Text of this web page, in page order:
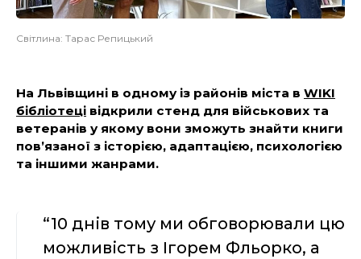
Світлина: Тарас Репицький
На Львівщині в одному із районів міста в WIKI
бібліотеці відкрили стенд для військових та
ветеранів у якому вони зможуть знайти книги
пов’язаної з історією, адаптацією, психологією
та іншими жанрами.
“10 днів тому ми обговорювали цю
можливість з Ігорем Фльорко, а